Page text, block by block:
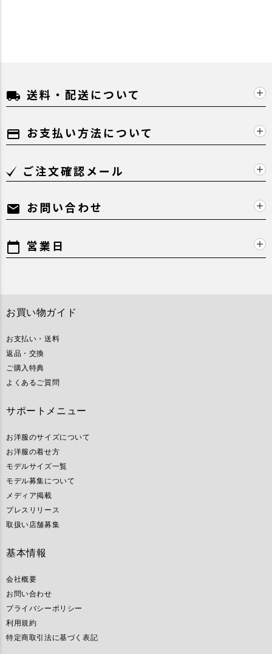
local_shipping 送料・配送について
payment お支払い方法について
ご注文確認メール
mail お問い合わせ
calendar_today 営業日
お買い物ガイド
お支払い・送料
返品・交換
ご購入特典
よくあるご質問
サポートメニュー
お洋服のサイズについて
お洋服の着せ方
モデルサイズ一覧
モデル募集について
メディア掲載
プレスリリース
取扱い店舗募集
基本情報
会社概要
お問い合わせ
プライバシーポリシー
利用規約
特定商取引法に基づく表記